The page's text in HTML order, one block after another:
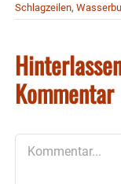
Schlagzeilen,
Kommentar